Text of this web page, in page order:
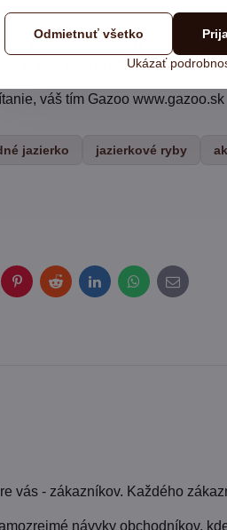
zopár informácii, o
vám veľa šťastia so
váš tím Gazoo www.gazoo.sk
jazierko jazierkové ryby
PinterestRedditLinkedInWhatsApp
E-
mail
vás - zákazníkov. Každého
návyky obchodníkov,
Ukázať
Odmietnuť všetko